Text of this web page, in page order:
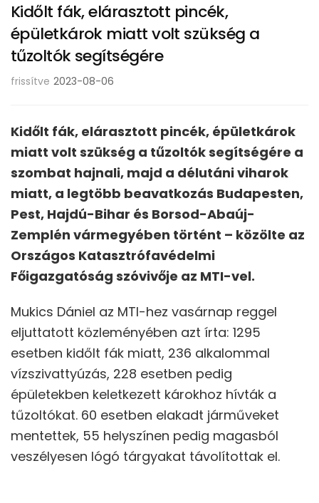
Kidőlt fák, elárasztott pincék,
épületkárok miatt volt szükség a
tűzoltók segítségére
frissítve 2023-08-06
Kidőlt fák, elárasztott pincék, épületkárok
miatt volt szükség a tűzoltók segítségére a
szombat hajnali, majd a délutáni viharok
miatt, a legtöbb beavatkozás Budapesten,
Pest, Hajdú-Bihar és Borsod-Abaúj-
Zemplén vármegyében történt – közölte az
Országos Katasztrófavédelmi
Főigazgatóság szóvivője az MTI-vel.
Mukics Dániel az MTI-hez vasárnap reggel
eljuttatott közleményében azt írta: 1295
esetben kidőlt fák miatt, 236 alkalommal
vízszivattyúzás, 228 esetben pedig
épületekben keletkezett károkhoz hívták a
tűzoltókat. 60 esetben elakadt járműveket
mentettek, 55 helyszínen pedig magasból
veszélyesen lógó tárgyakat távolítottak el.